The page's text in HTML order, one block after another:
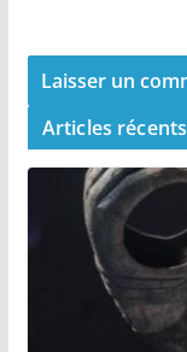
Articles récents